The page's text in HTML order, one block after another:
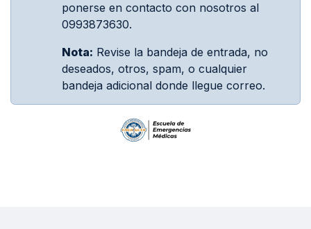
ponerse en contacto con nosotros al
0993873630.
Nota: Revise la bandeja de entrada, no
deseados, otros, spam, o cualquier
bandeja adicional donde llegue correo.